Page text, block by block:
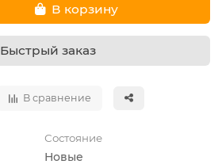
В корзину
Быстрый заказ
В сравнение
Состояние
Новые